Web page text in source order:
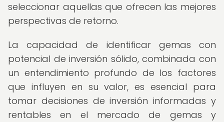
seleccionar aquellas que ofrecen las mejores
perspectivas de retorno.
La capacidad de identificar gemas con
potencial de inversión sólido, combinada con
un entendimiento profundo de los factores
que influyen en su valor, es esencial para
tomar decisiones de inversión informadas y
rentables en el mercado de gemas y